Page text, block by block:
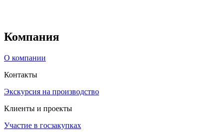
Компания
О компании
Контакты
Экскурсия на производство
Клиенты и проекты
Участие в госзакупках